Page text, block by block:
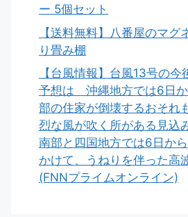
ー 5個セット
【送料無料】八番屋のマグ
り畳み棚
【台風情報】台風13号の今
予想は 沖縄地方では6日
部の住家が倒壊するおそれ
烈な風が吹く所がある見込
南部と四国地方では6日か
かけて、うねりを伴った高
(FNNプライムオンライン)